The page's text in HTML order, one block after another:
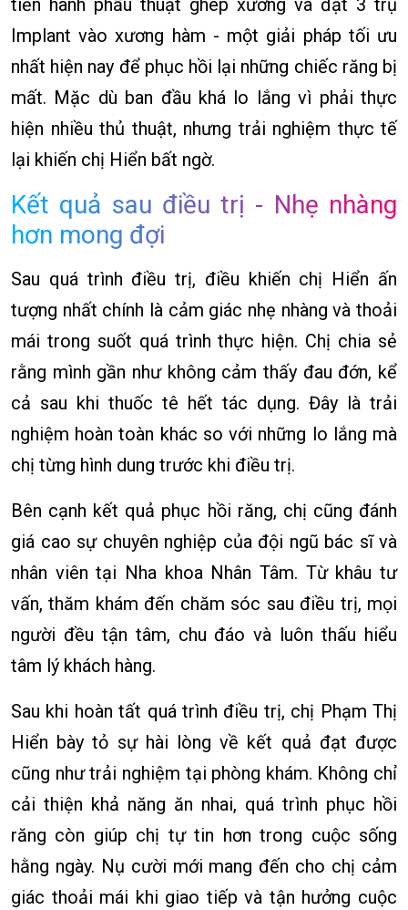
tiến hành phẫu thuật ghép xương và đặt 3 trụ
Implant vào xương hàm - một giải pháp tối ưu
nhất hiện nay để phục hồi lại những chiếc răng bị
mất. Mặc dù ban đầu khá lo lắng vì phải thực
hiện nhiều thủ thuật, nhưng trải nghiệm thực tế
lại khiến chị Hiển bất ngờ.
Kết quả sau điều trị - Nhẹ nhàng
hơn mong đợi
Sau quá trình điều trị, điều khiến chị Hiển ấn
tượng nhất chính là cảm giác nhẹ nhàng và thoải
mái trong suốt quá trình thực hiện. Chị chia sẻ
rằng mình gần như không cảm thấy đau đớn, kể
cả sau khi thuốc tê hết tác dụng. Đây là trải
nghiệm hoàn toàn khác so với những lo lắng mà
chị từng hình dung trước khi điều trị.
Bên cạnh kết quả phục hồi răng, chị cũng đánh
giá cao sự chuyên nghiệp của đội ngũ bác sĩ và
nhân viên tại Nha khoa Nhân Tâm. Từ khâu tư
vấn, thăm khám đến chăm sóc sau điều trị, mọi
người đều tận tâm, chu đáo và luôn thấu hiểu
tâm lý khách hàng.
Sau khi hoàn tất quá trình điều trị, chị Phạm Thị
Hiển bày tỏ sự hài lòng về kết quả đạt được
cũng như trải nghiệm tại phòng khám. Không chỉ
cải thiện khả năng ăn nhai, quá trình phục hồi
răng còn giúp chị tự tin hơn trong cuộc sống
hằng ngày. Nụ cười mới mang đến cho chị cảm
giác thoải mái khi giao tiếp và tận hưởng cuộc